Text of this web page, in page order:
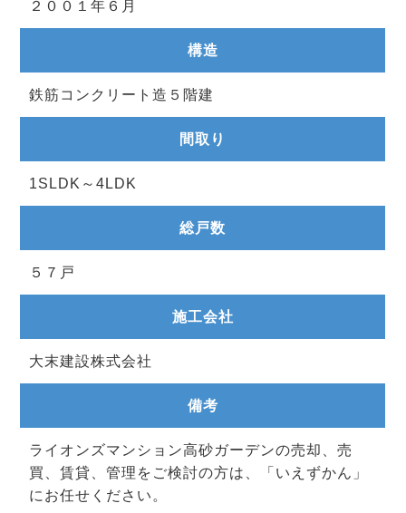
２００１年６月
構造
鉄筋コンクリート造５階建
間取り
1SLDK～4LDK
総戸数
５７戸
施工会社
大末建設株式会社
備考
ライオンズマンション高砂ガーデンの売却、売
買、賃貸、管理をご検討の方は、「いえずかん」
にお任せください。